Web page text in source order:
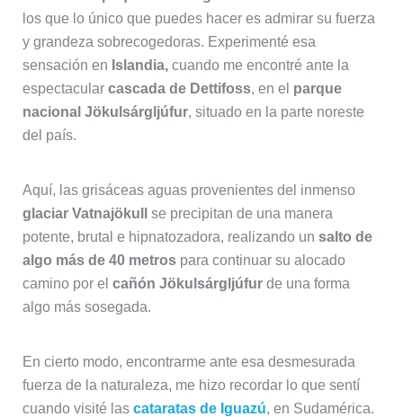
los que lo único que puedes hacer es admirar su fuerza
y grandeza sobrecogedoras. Experimenté esa
sensación en Islandia,cuando me encontré ante la
espectacularcascada de Dettifoss, en el parque
nacional Jökulsárgljúfur, situado en la parte noreste
del país.
Aquí, las grisáceas aguas provenientes del inmenso
glaciar Vatnajökull
se precipitan de una manera
potente, brutal e hipnatozadora, realizando un salto de
algo más de 40 metrospara continuar su alocado
camino por el cañón Jökulsárgljúfurde una forma
algo más sosegada.
En cierto modo, encontrarme ante esa desmesurada
fuerza de la naturaleza, me hizo recordar lo que sentí
cuando visité las cataratas de Iguazú, en Sudamérica.